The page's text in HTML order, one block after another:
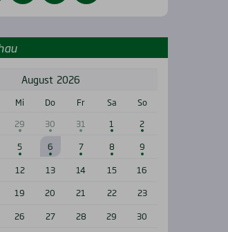
August 2026
Mi Do Fr Sa
So
29 30 31 1
2
5 6 7 8
9
12 13 14 15
16
19 20 21 22
23
26 27 28 29
30